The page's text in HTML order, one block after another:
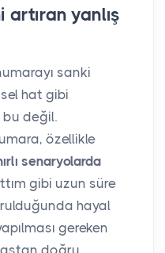
yanlış
sanki
hat gibi
bu değil.
özellikle
senaryolarda
gibi uzun süre
hayal
gereken
doğru